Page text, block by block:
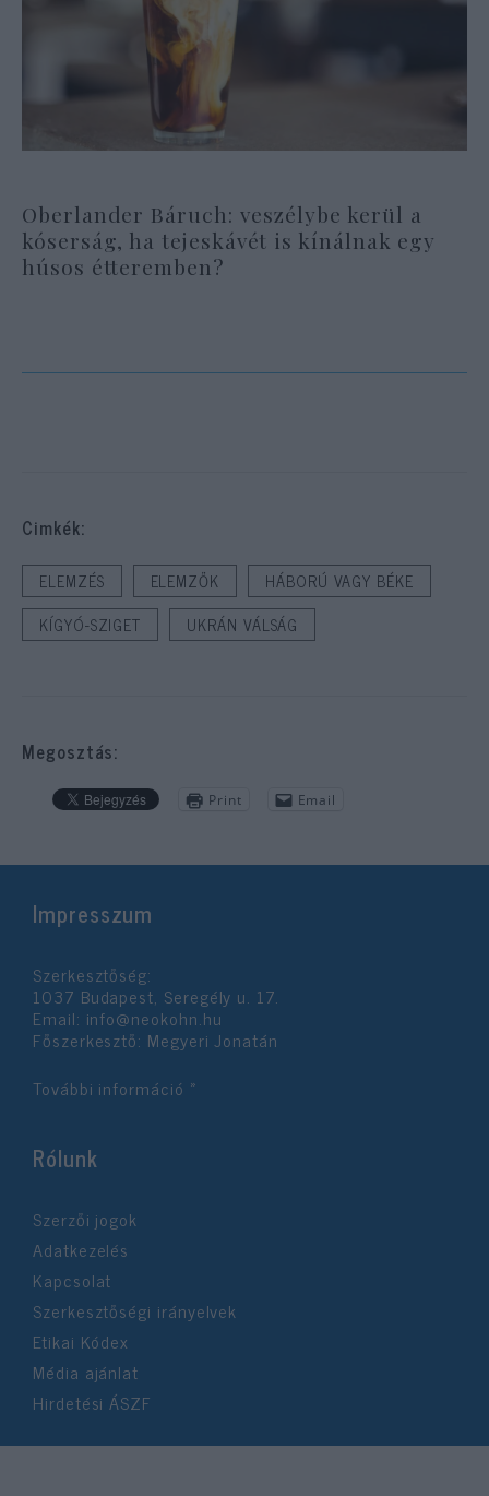
Oberlander Báruch: veszélybe kerül a
kóserság, ha tejeskávét is kínálnak egy
húsos étteremben?
Cimkék:
ELEMZÉS ELEMZŐK
HÁBORÚ VAGY BÉKE
KÍGYÓ-SZIGET
UKRÁN VÁLSÁG
Megosztás:
Print Email
Impresszum
Szerkesztőség:
1037 Budapest, Seregély u. 17.
Email: info@neokohn.hu
Főszerkesztő: Megyeri Jonatán
További információ »
Rólunk
Szerzői jogok
Adatkezelés
Kapcsolat
Szerkesztőségi irányelvek
Etikai Kódex
Média ajánlat
Hirdetési ÁSZF